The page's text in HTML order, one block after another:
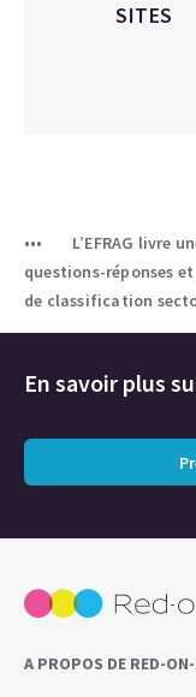
SITES
L’EFRAG livre
questions-réponses
de classification
En savoir plus
A PROPOS DE RED-